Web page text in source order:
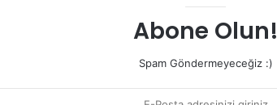
Abone Olun!
Spam Göndermeyeceğiz :)